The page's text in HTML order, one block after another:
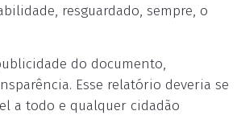
resguardado, sempre, o
do documento,
Esse relatório deveria se
a todo e qualquer cidadão